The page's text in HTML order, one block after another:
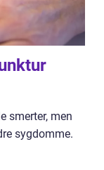
smerter, men
sygdomme.